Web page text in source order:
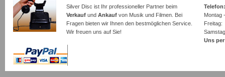
Silver Disc ist Ihr professioneller Partner beim
Verkauf und Ankauf von Musik und Filmen. Bei
Fragen bieten wir Ihnen den bestmöglichen Service.
Wir freuen uns auf Sie!
Montag
Uns